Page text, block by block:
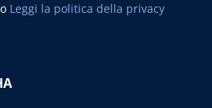
Leggi la politica della privacy